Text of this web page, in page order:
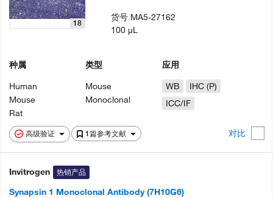
高级验证 1篇参考文献 对比
18
种属
Human
Mouse
Rat
类型
Mouse
Monoclonal
应用
WB
IHC (P)
ICC/IF
货号 MA5-27162
100 µL
Invitrogen 热销产品
Synapsin 1 Monoclonal Antibody (7H10G6)